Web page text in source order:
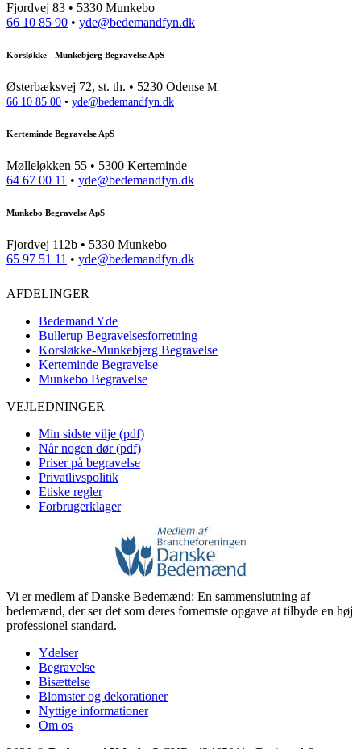
Fjordvej 83 • 5330 Munkebo
66 10 85 90 • yde@bedemandfyn.dk
Korsløkke - Munkebjerg Begravelse ApS
Østerbæksvej 72, st. th. • 5230 Odense M.
66 10 85 00 • yde@bedemandfyn.dk
Kerteminde Begravelse ApS
Mølleløkken 55 • 5300 Kerteminde
64 67 00 11 • yde@bedemandfyn.dk
Munkebo Begravelse ApS
Fjordvej 112b • 5330 Munkebo
65 97 51 11 • yde@bedemandfyn.dk
AFDELINGER
Bedemand Yde
Bullerup Begravelsesforretning
Korsløkke-Munkebjerg Begravelse
Kerteminde Begravelse
Munkebo Begravelse
VEJLEDNINGER
Min sidste vilje (pdf)
Når nogen dør (pdf)
Priser på begravelse
Privatlivspolitik
Etiske regler
Forbrugerklager
Vi er medlem af Danske Bedemænd: En sammenslutning af
bedemænd, der ser det som deres fornemste opgave at tilbyde en høj
professionel standard.
Ydelser
Begravelse
Bisættelse
Blomster og dekorationer
Nyttige informationer
Om os